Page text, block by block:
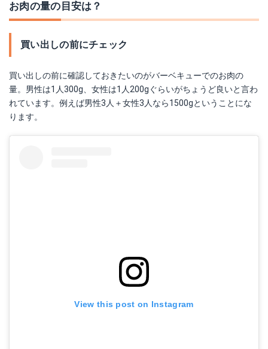
お肉の量の目安は？
買い出しの前にチェック
買い出しの前に確認しておきたいのがバーベキューでのお肉の
量。男性は1人300g、女性は1人200gぐらいがちょうど良いと言わ
れています。例えば男性3人＋女性3人なら1500gということにな
ります。
View this post on Instagram